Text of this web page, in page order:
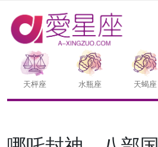
天枰座 水瓶座 天蝎座